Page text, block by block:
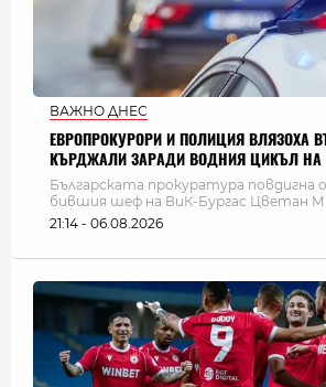
ВАЖНО ДНЕС
ЕВРОПРОКУРОРИ И ПОЛИЦИЯ ВЛЯЗОХА
КЪРДЖАЛИ ЗАРАДИ ВОДНИЯ ЦИКЪЛ НА
Българската прокуратура повдигна
бившия шеф на ВиК-Бургас Цветан
21:14 - 06.08.2026